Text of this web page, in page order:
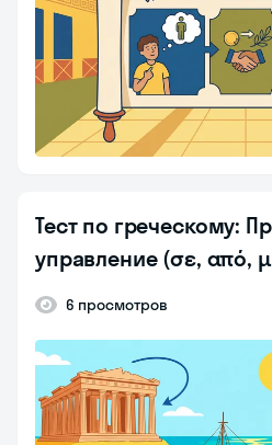
Тест по греческому:
управление (σε, από,
6 просмотров